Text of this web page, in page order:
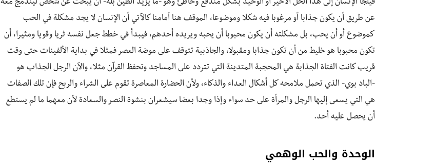
فيلجأ الإنسان إلى هذا الحل الأخير أو الوحيد بشكل مندفع وخاطئ وهو -ما يزيد الطين بلَّة- أن يبحث عن شخص ليندمج معه
عن طريق أن يكون جذابا أو مرغوبا فيه شكلا وموضوعا، الموقف هنا أمامنا كالآتي أن الإنسان لا يجد مشكلة في الحب
كموضوع أو أن يحب، بل مشكلته أن يكون محبوبا أن يحبه ويريده أحدهم، فيبدأ في خطط جعل نفسه ثريا وقويا ومثيرا، أن
تكون محبوبا هو خليط من أن تكون جذابا ومقبولا، والجاذبية تتوقف على موضة العصر فمثلا في بداية الألفينات حتى وقت
قريب كانت الفتاة الجذابة هي المحجبة المتدينة التي تتردد على المساجد وتحفظ القرآن مثلا، والآن الرجل الجذاب هو
-الباد بوي- الذي تحمل ملامحه كل أشكال العداء والذكاء، ولأن الحضارة المعاصرة تقوم على الشراء والربح فإن تلك الصفات
هي التي يسعى إليها الرجل والمرأة على حد سواء وإذا وجدا بعضا سيشعران بنشوة النصر والسعادة لأن معهما ما لم يستطع
أن يحصل عليه أحد.
الوحدة والحب الوهمي